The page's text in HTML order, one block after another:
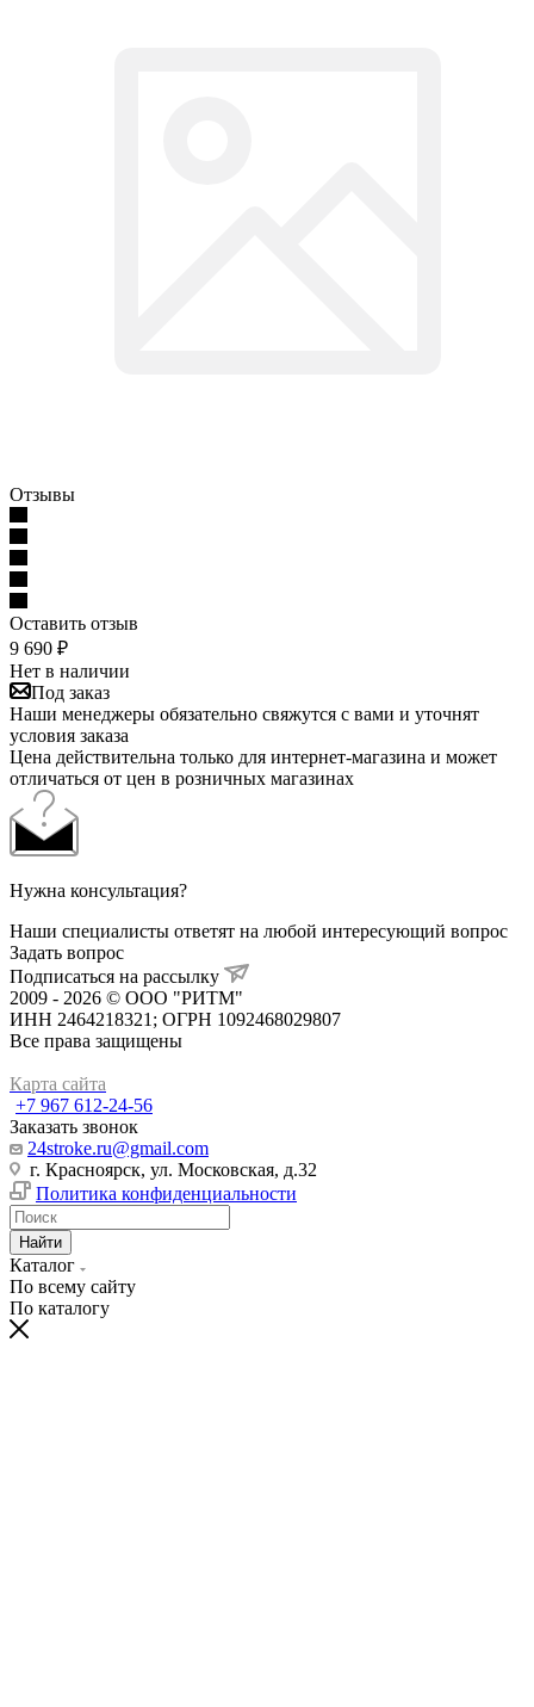
Отзывы
Оставить отзыв
9 690 ₽
Нет в наличии
Под заказ
Наши менеджеры обязательно свяжутся с вами и уточнят
условия заказа
Цена действительна только для интернет-магазина и может
отличаться от цен в розничных магазинах
Нужна консультация?
Наши специалисты ответят на любой интересующий вопрос
Задать вопрос
Подписаться на рассылку
2009 - 2026 © ООО "РИТМ"
ИНН 2464218321; ОГРН 1092468029807
Все права защищены
Карта сайта
+7 967 612-24-56
Заказать звонок
24stroke.ru@gmail.com
г. Красноярск, ул. Московская, д.32
Политика конфиденциальности
Найти
Каталог
По всему сайту
По каталогу